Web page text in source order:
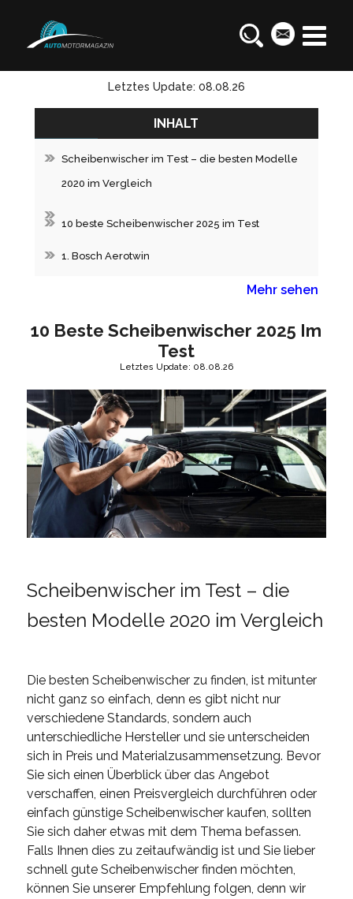
Letztes Update: 08.08.26
INHALT
Scheibenwischer im Test – die besten Modelle
2020 im Vergleich
10 beste Scheibenwischer 2025 im Test
1. Bosch Aerotwin
Mehr sehen
10 Beste Scheibenwischer 2025 Im
Test
Letztes Update: 08.08.26
Scheibenwischer im Test – die
besten Modelle 2020 im Vergleich
Die besten Scheibenwischer zu finden, ist mitunter
nicht ganz so einfach, denn es gibt nicht nur
verschiedene Standards, sondern auch
unterschiedliche Hersteller und sie unterscheiden
sich in Preis und Materialzusammensetzung. Bevor
Sie sich einen Überblick über das Angebot
verschaffen, einen Preisvergleich durchführen oder
einfach günstige Scheibenwischer kaufen, sollten
Sie sich daher etwas mit dem Thema befassen.
Falls Ihnen dies zu zeitaufwändig ist und Sie lieber
schnell gute Scheibenwischer finden möchten,
können Sie unserer Empfehlung folgen, denn wir